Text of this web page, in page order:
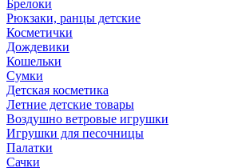
Брелоки
Рюкзаки, ранцы детские
Косметички
Дождевики
Кошельки
Сумки
Детская косметика
Летние детские товары
Воздушно ветровые игрушки
Игрушки для песочницы
Палатки
Сачки